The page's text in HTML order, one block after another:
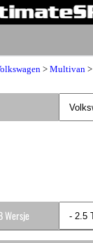
> Multivan >
Wersje